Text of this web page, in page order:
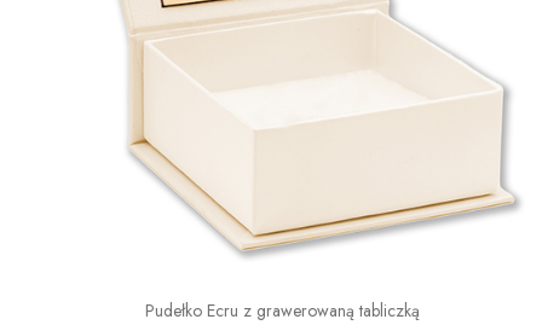
Pudełko Ecru z grawerowaną tabliczką